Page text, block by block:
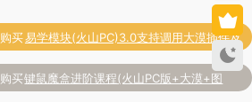
购买 易学模块(火山PC)3.0支持调用大漠插件及
购买键鼠魔盒进阶课程(火山PC版+大漠+图